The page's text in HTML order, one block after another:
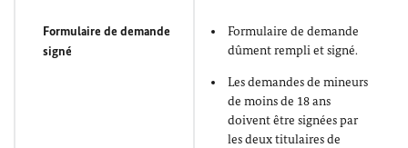
Formulaire de demande
signé
Formulaire de demande
dûment rempli et signé.
Les demandes de mineurs
de moins de 18 ans
doivent être signées par
les deux titulaires de